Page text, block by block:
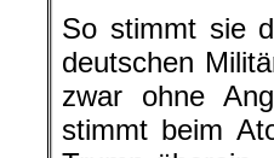
So stimmt sie
deutschen
zwar ohne
stimmt beim